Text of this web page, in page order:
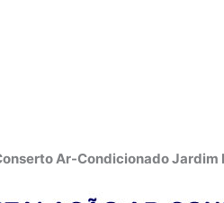
Ar-Condicionado Jardim